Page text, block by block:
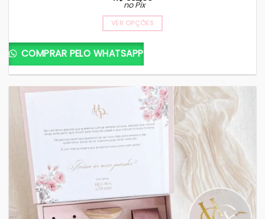
no Pix
VER OPÇÕES
COMPRAR PELO WHATSAPP